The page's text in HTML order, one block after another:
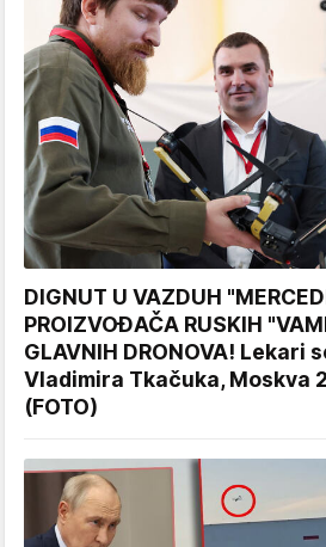
DIGNUT U VAZDUH
PROIZVOĐAČA RUSKIH
GLAVNIH DRONOVA! Lekari
Vladimira Tkačuka, Moskva
(FOTO)